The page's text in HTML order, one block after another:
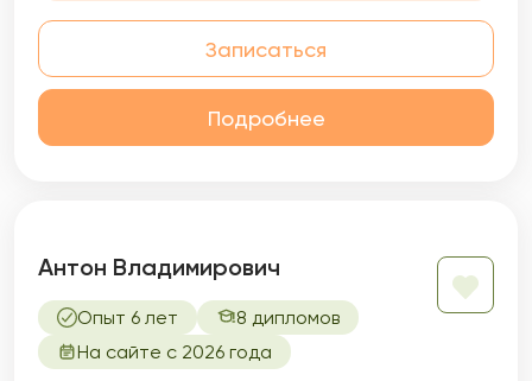
Записаться
Подробнее
Антон Владимирович
Опыт 6 лет
8 дипломов
На сайте с 2026 года